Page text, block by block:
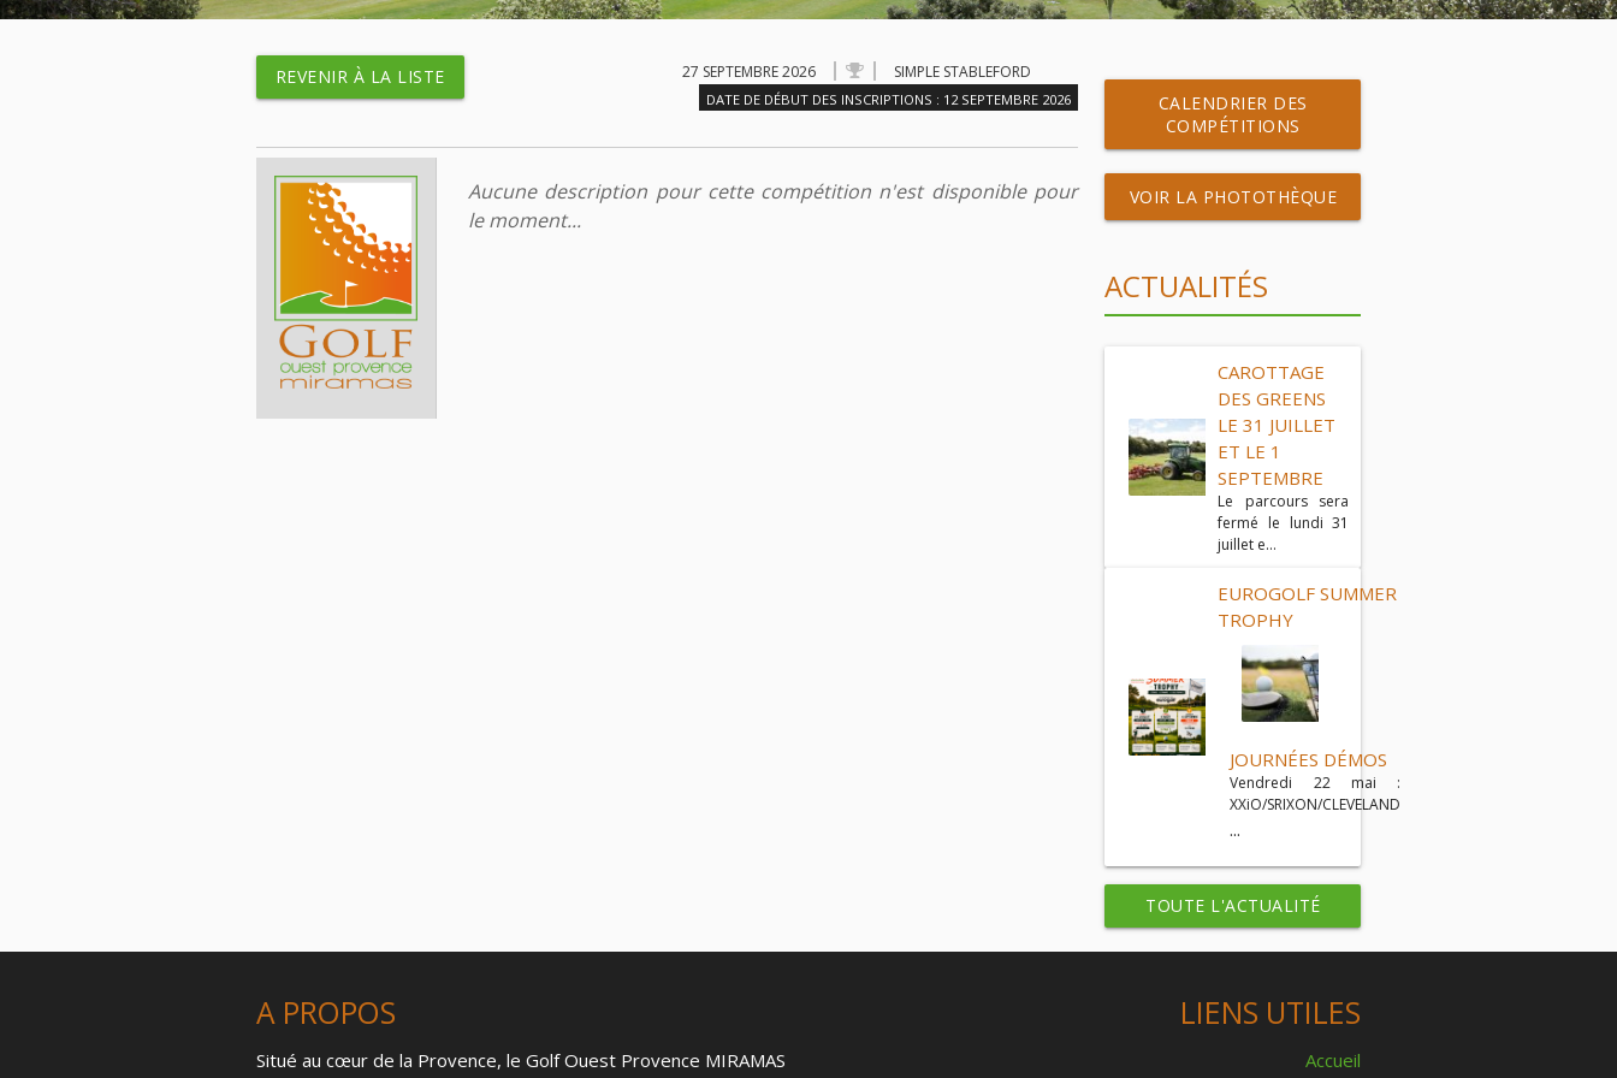
REVENIR À LA LISTE 27 SEPTEMBRE 2026 SIMPLE STABLEFORD
DATE DE DÉBUT DES INSCRIPTIONS : 12 SEPTEMBRE 2026
Aucune description pour cette compétition n'est disponible pour
le moment...
CALENDRIER DES
COMPÉTITIONS
VOIR LA PHOTOTHÈQUE
ACTUALITÉS
CAROTTAGE
DES GREENS
LE 31 JUILLET
ET LE 1
SEPTEMBRE
Le parcours sera
fermé le lundi 31
juillet e...
EUROGOLF SUMMER
TROPHY
JOURNÉES DÉMOS
Vendredi 22 mai :
XXiO/SRIXON/CLEVELAND
...
TOUTE L'ACTUALITÉ
A PROPOS
Situé au cœur de la Provence, le Golf Ouest Provence MIRAMAS
LIENS UTILES
Accueil